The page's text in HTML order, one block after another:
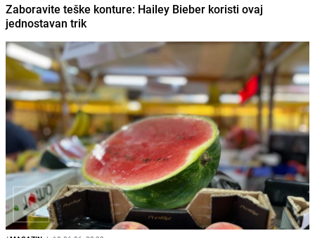
Zaboravite teške konture: Hailey Bieber koristi ovaj
jednostavan trik